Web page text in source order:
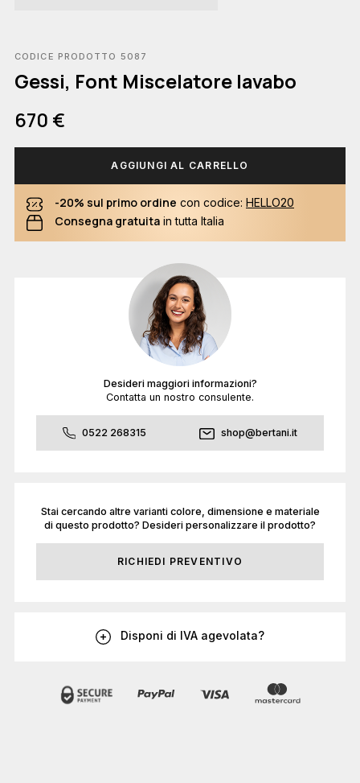
CODICE PRODOTTO 5087
Gessi, Font Miscelatore lavabo
670 €
AGGIUNGI AL CARRELLO
-20% sul primo ordine con codice: HELLO20
Consegna gratuita in tutta Italia
Desideri maggiori informazioni?
Contatta un nostro consulente.
0522 268315 shop@bertani.it
Stai cercando altre varianti colore, dimensione e materiale
di questo prodotto? Desideri personalizzare il prodotto?
RICHIEDI PREVENTIVO
Disponi di IVA agevolata?